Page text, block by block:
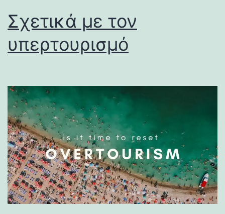
Σχετικά με τον
υπερτουρισμό